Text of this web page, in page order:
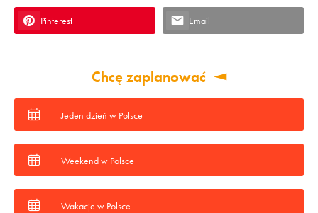
Pinterest Email
Chcę zaplanować
Jeden dzień w Polsce
Weekend w Polsce
Wakacje w Polsce